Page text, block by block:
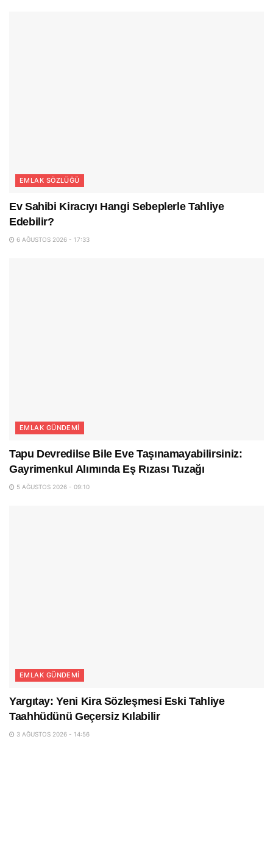
EMLAK SÖZLÜĞÜ
Ev Sahibi Kiracıyı Hangi Sebeplerle Tahliye
Edebilir?
6 AĞUSTOS 2026 - 17:33
EMLAK GÜNDEMI
Tapu Devredilse Bile Eve Taşınamayabilirsiniz:
Gayrimenkul Alımında Eş Rızası Tuzağı
5 AĞUSTOS 2026 - 09:10
EMLAK GÜNDEMI
Yargıtay: Yeni Kira Sözleşmesi Eski Tahliye
Taahhüdünü Geçersiz Kılabilir
3 AĞUSTOS 2026 - 14:56